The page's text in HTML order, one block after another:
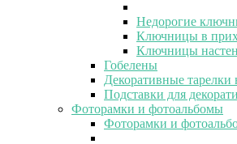
Недорогие
Ключницы в
Ключницы
Гобелены
Декоративные тарелки
Подставки для
Фоторамки и фотоальбомы
Фоторамки и